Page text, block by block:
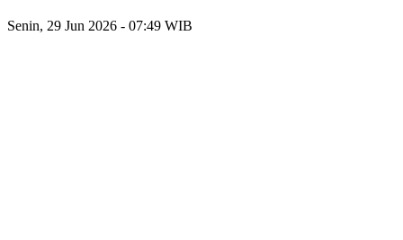
Senin, 29 Jun 2026 - 07:49 WIB